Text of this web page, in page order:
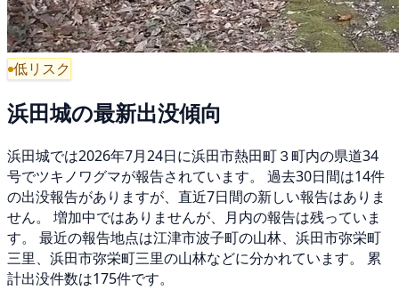
低リスク
浜田城の最新出没傾向
浜田城では2026年7月24日に浜田市熱田町３町内の県道34
号でツキノワグマが報告されています。 過去30日間は14件
の出没報告がありますが、直近7日間の新しい報告はありま
せん。 増加中ではありませんが、月内の報告は残っていま
す。 最近の報告地点は江津市波子町の山林、浜田市弥栄町
三里、浜田市弥栄町三里の山林などに分かれています。 累
計出没件数は175件です。